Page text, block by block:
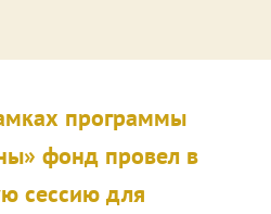
программы
фонд провел в
сессию для